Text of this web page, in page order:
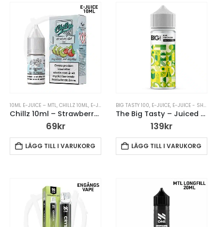
10ML E-JUICE – MTL, CHILLZ 10ML, E-JUICE E-JUICE – MTL,E-JUICE MED NIKOTIN
Chillz 10ml – Strawberry Kiwi Ice
69kr
LÄGG TILL I VARUKORG
BIG TASTY 100, E-JUICE, E-JUICE - SHORTFILL (DTL) 100ML
The Big Tasty – Juiced – Kiwi Lemonade
139kr
LÄGG TILL I VARUKORG